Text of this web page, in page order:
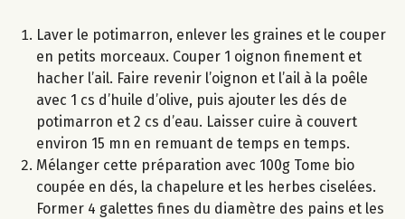
Laver le potimarron, enlever les graines et le couper
en petits morceaux. Couper 1 oignon finement et
hacher l’ail. Faire revenir l’oignon et l’ail à la poêle
avec 1 cs d’huile d’olive, puis ajouter les dés de
potimarron et 2 cs d’eau. Laisser cuire à couvert
environ 15 mn en remuant de temps en temps.
Mélanger cette préparation avec 100g Tome bio
coupée en dés, la chapelure et les herbes ciselées.
Former 4 galettes fines du diamètre des pains et les